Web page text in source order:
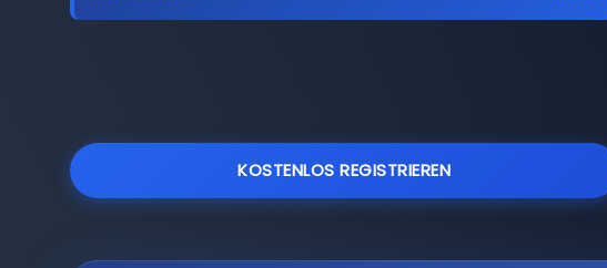
KOSTENLOS REGISTRIEREN